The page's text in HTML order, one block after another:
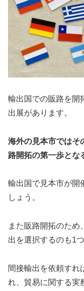
輸出国での販路を開
出展があります。
海外の見本市ではそ
路開拓の第一歩とな
輸出国で見本市が開
しょう。
また販路開拓のため
出を選択するのも1
間接輸出を依頼すれ
れ、貿易に関する実